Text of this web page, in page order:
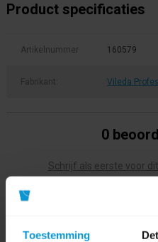
Toestemming
Product specificaties
Artikelnummer 160579
Fabrikant: Vileda
0
Schrijf als eerste voor